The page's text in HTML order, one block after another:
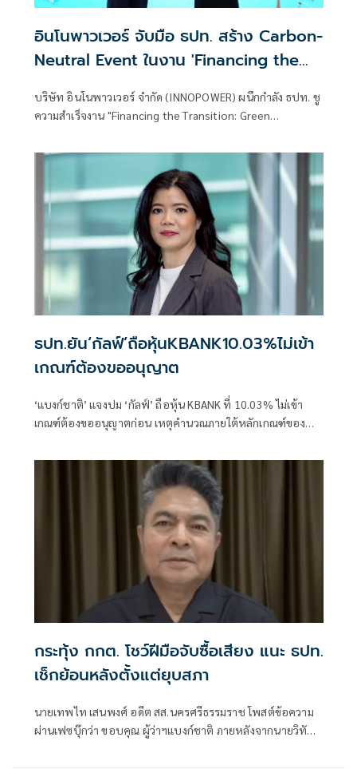
อินโนพาวเวอร์ จับมือ ธปท. สร้าง Carbon-
Neutral Event ในงาน 'Financing the
Hotels' เพื่อส่งเสริมธุรกิจท่องเที่ยวไทยสู่
บริษัท อินโนพาวเวอร์ จำกัด (INNOPOWER) ผนึกกำลัง ธปท. ชู
ความสำเร็จงาน "Financing the Transition: Green
และต้นแบบการท่องเที่ยวยั่งยืน ณ ห้องแกรนด์บอลรูม ชั้น 1 โรง
แรมเพิร์ลภูเก็ต จังหวัดภูเก็ต
ธปท.ยัน‘กัลฟ์’ถือหุ้นKBANK10.03%ไม่เข้า
เกณฑ์ต้องขออนุญาต
‘แบงก์ชาติ’ แจงปม ‘กัลฟ์’ ถือหุ้น KBANK ที่ 10.03% ไม่เข้า
เกณฑ์ต้องขออนุญาตก่อน เหตุคำนวณภายใต้หลักเกณฑ์ของ
กระทุ้ง กกต. โชว์ฝีมือจับซื้อเสียง แนะ ธปท.
เช็กย้อนหลังตั้งแต่ยุบสภา
นายเทพไท เสนพงศ์ อดีต สส.นครศรีธรรมราช โพสต์ข้อความ
ผ่านเฟซบุ๊กว่า ขอบคุณ ผู้ว่าฯแบงก์ชาติ ภายหลังจากนายวิทัย